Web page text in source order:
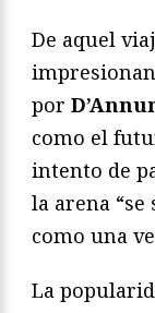
De aquel
por
como el
intento de
la arena “se
como una
La